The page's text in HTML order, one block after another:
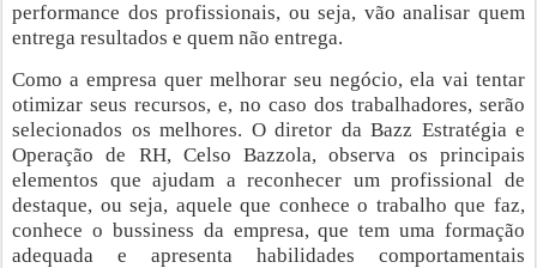
performance dos profissionais, ou seja, vão analisar quem
entrega resultados e quem não entrega.
Como a empresa quer melhorar seu negócio, ela vai tentar
otimizar seus recursos, e, no caso dos trabalhadores, serão
selecionados os melhores. O diretor da Bazz Estratégia e
Operação de RH, Celso Bazzola, observa os principais
elementos que ajudam a reconhecer um profissional de
destaque, ou seja, aquele que conhece o trabalho que faz,
conhece o bussiness da empresa, que tem uma formação
adequada e apresenta habilidades comportamentais